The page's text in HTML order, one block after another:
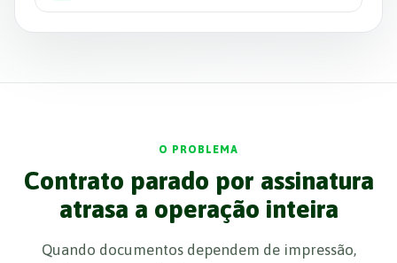
O PROBLEMA
Contrato parado por assinatura
atrasa a operação inteira
Quando documentos dependem de impressão,